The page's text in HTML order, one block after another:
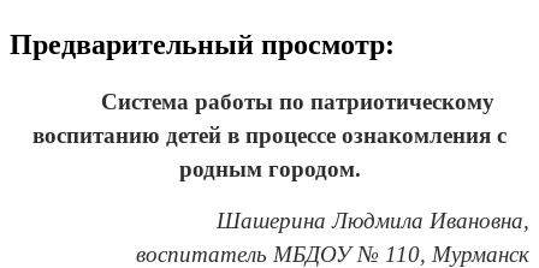
Предварительный просмотр:
Система работы по патриотическому
воспитанию детей в процессе ознакомления с
родным городом.
Шашерина Людмила Ивановна,
воспитатель МБДОУ № 110, Мурманск